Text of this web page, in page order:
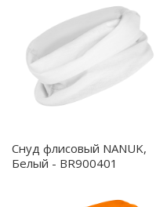
Снуд флисовый NANUK,
Белый - BR900401